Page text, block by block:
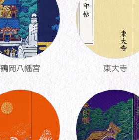
鶴岡八幡宮 東大寺